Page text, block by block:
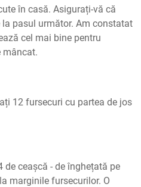
în casă. Asigurați-vă că
pasul următor. Am constatat
cel mai bine pentru
mâncat.
12 fursecuri cu partea de jos
ceașcă - de înghețată pe
marginile fursecurilor. O